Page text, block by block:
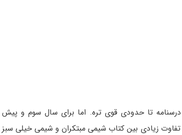
درسنامه تا حدودی قوی تره. اما برای سال سوم و پیش
زیادی بین کتاب شیمی مبتکران و شیمی خیلی سبز